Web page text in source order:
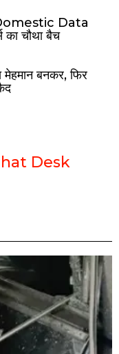
Domestic Data
चौथा बैच
मेहमान बनकर, फिर
Desk